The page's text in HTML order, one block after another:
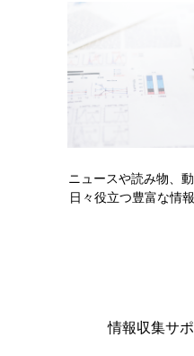
製品名・キーワード
ニュースや読み物、
日々役立つ豊富な情
情報収集サ